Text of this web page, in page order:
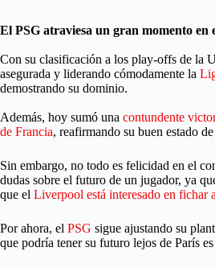
El PSG atraviesa un gran momento en
Con su clasificación a los play-offs de la
asegurada y liderando cómodamente la
demostrando su dominio.
Además, hoy sumó una contundente
de Francia, reafirmando su buen estado
Sin embargo, no todo es felicidad en el
dudas sobre el futuro de un jugador, ya
que el Liverpool está interesado en fichar
Por ahora, el PSG sigue ajustando su
que podría tener su futuro lejos de París